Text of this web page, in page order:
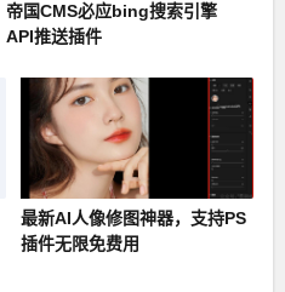
帝国CMS必应bing搜索引擎
API推送插件
最新AI人像修图神器，支持PS
插件无限免费用